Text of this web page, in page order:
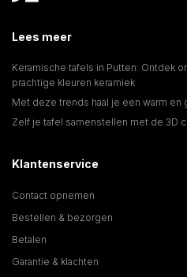
Lees meer
Keramische tafels in Putten: Ontdek
prachtige kleuren keramiek
Met deze trends haal je een warm en
Zelf je tafel samenstellen met de 3D
Klantenservice
Contact opnemen
Bestellen & bezorgen
Betalen
Garantie & klachten